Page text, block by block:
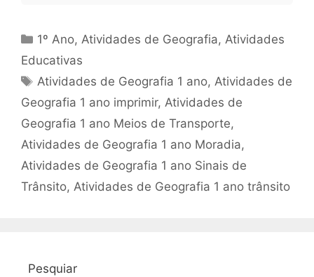
Categorias
1º Ano,Atividades de Geografia,Atividades
Educativas
Tags
Atividades de Geografia 1 ano,Atividades de
Geografia 1 ano imprimir, Atividades de
Geografia 1 ano Meios de Transporte,
Atividades de Geografia 1 ano Moradia,
Atividades de Geografia 1 ano Sinais de
Trânsito, Atividades de Geografia 1 ano trânsito
Pesquiar